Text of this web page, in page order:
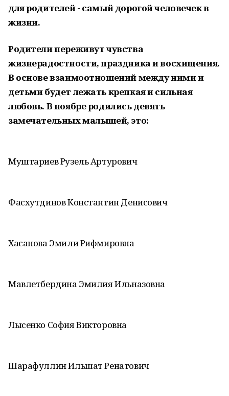
для родителей - самый дорогой человечек в
жизни.
Родители переживут чувства
жизнерадостности, праздника и восхищения.
В основе взаимоотношений между ними и
детьми будет лежать крепкая и сильная
любовь. В ноябре родились девять
замечательных малышей, это:
Муштариев Рузель Артурович
Фасхутдинов Константин Денисович
Хасанова Эмили Рифмировна
Мавлетбердина Эмилия Ильназовна
Лысенко София Викторовна
Шарафуллин Ильшат Ренатович